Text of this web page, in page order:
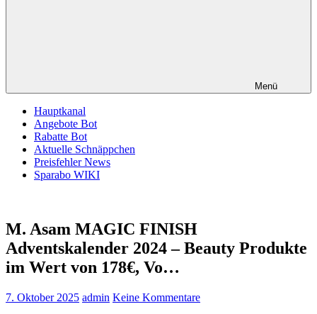
Menü
Hauptkanal
Angebote Bot
Rabatte Bot
Aktuelle Schnäppchen
Preisfehler News
Sparabo WIKI
M. Asam MAGIC FINISH
Adventskalender 2024 – Beauty Produkte
im Wert von 178€, Vo…
7. Oktober 2025 admin Keine Kommentare